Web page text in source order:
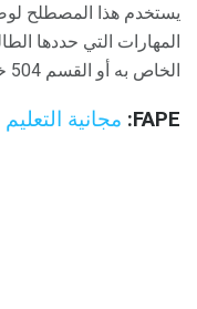
يستخدم هذا المصطلح
المهارات التي حددها
الخاص به أو القسم 504 خطة الإقامة بين السنوات الدراسية.
FAPE: مجانية